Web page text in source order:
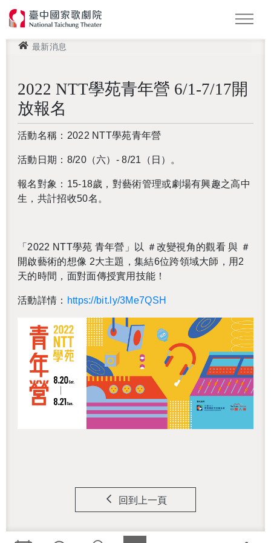
最新消息
2022 NTT學苑青年營 6/1-7/17開
放報名
活動名稱：2022 NTT學苑青年營
活動日期：8/20（六）- 8/21（日）。
報名對象：15-18歲，對藝術管理或劇場有興趣之高中
生，共計招收50名。
「2022 NTT學苑 青年營」以 ＃改變視角的觀看 與 ＃
開啟藝術的想像 2大主題，集結6位跨領域大師，用2
天的時間，面對面傳授實用技能！
活動詳情： https://bit.ly/3Me7QSH
回到上一頁
This site is protected by reCAPTCHA and the Google
PolicyandTerms of Service
還沒加入會員